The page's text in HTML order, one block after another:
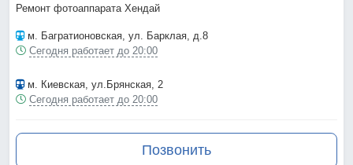
Ремонт фотоаппарата Хендай
м. Багратионовская , ул. Барклая, д.8
Сегодня работает до 20:00
м. Киевская , ул.Брянская, 2
Сегодня работает до 20:00
Позвонить